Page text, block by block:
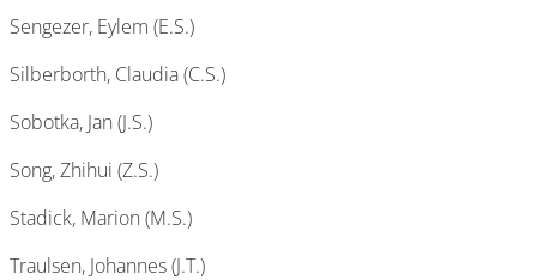
Sengezer, Eylem (E.S.)
Silberborth, Claudia (C.S.)
Sobotka, Jan (J.S.)
Song, Zhihui (Z.S.)
Stadick, Marion (M.S.)
Traulsen, Johannes (J.T.)